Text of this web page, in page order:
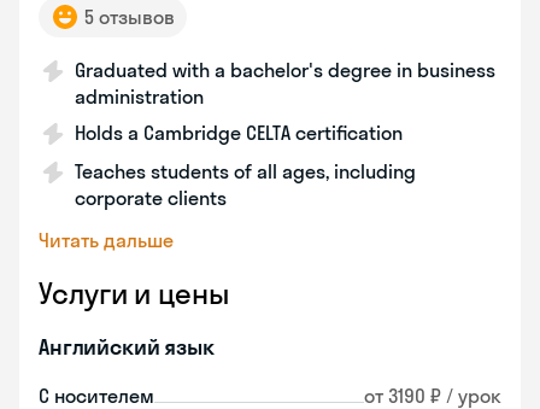
5 отзывов
Graduated with a bachelor's degree in business
administration
Holds a Cambridge CELTA certification
Teaches students of all ages, including
corporate clients
Читать дальше
Услуги и цены
Английский язык
С носителем от 3190 ₽ / урок